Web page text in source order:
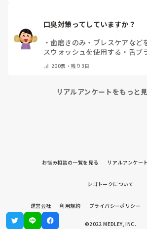
口臭対策ってしていますか？
・歯磨きのみ ・ ブレスケアなど
スウォッシュを使用する ・ 舌ブ
の他(コメントで教えて下さい)
200票・残り3日
リアルアンケートをもっと
お悩み相談の一覧を見る リアルアンケー
シゴトークについて
運営会社 利用規約 プライバシーポリシー
©2022 MEDLEY, INC.